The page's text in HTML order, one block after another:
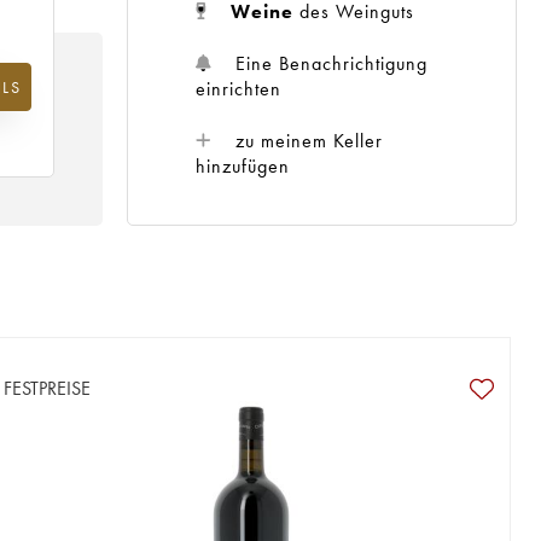
Weine des Weinguts
Eine Benachrichtigung
einrichten
zu meinem Keller
hinzufügen
FESTPREISE